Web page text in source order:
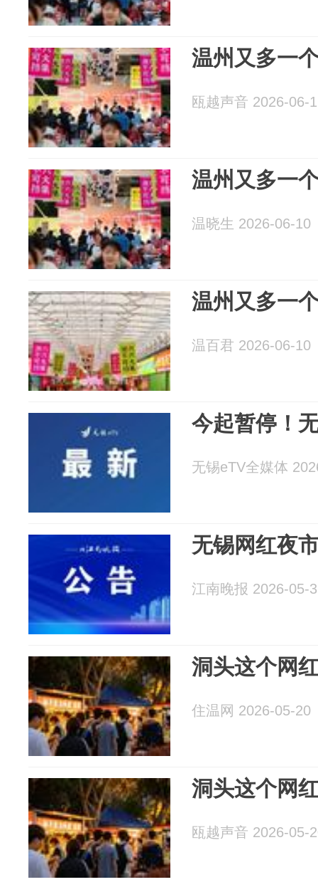
温州又多一
瓯越声音 2026-06-
温州又多一
温晓生 2026-06-10
温州又多一
温百君 2026-06-10
今起暂停！
无锡eTV全媒体
无锡网红夜
江南晚报 2026-05-
洞头这个网
住温网 2026-05-20
洞头这个网
瓯越声音 2026-05-